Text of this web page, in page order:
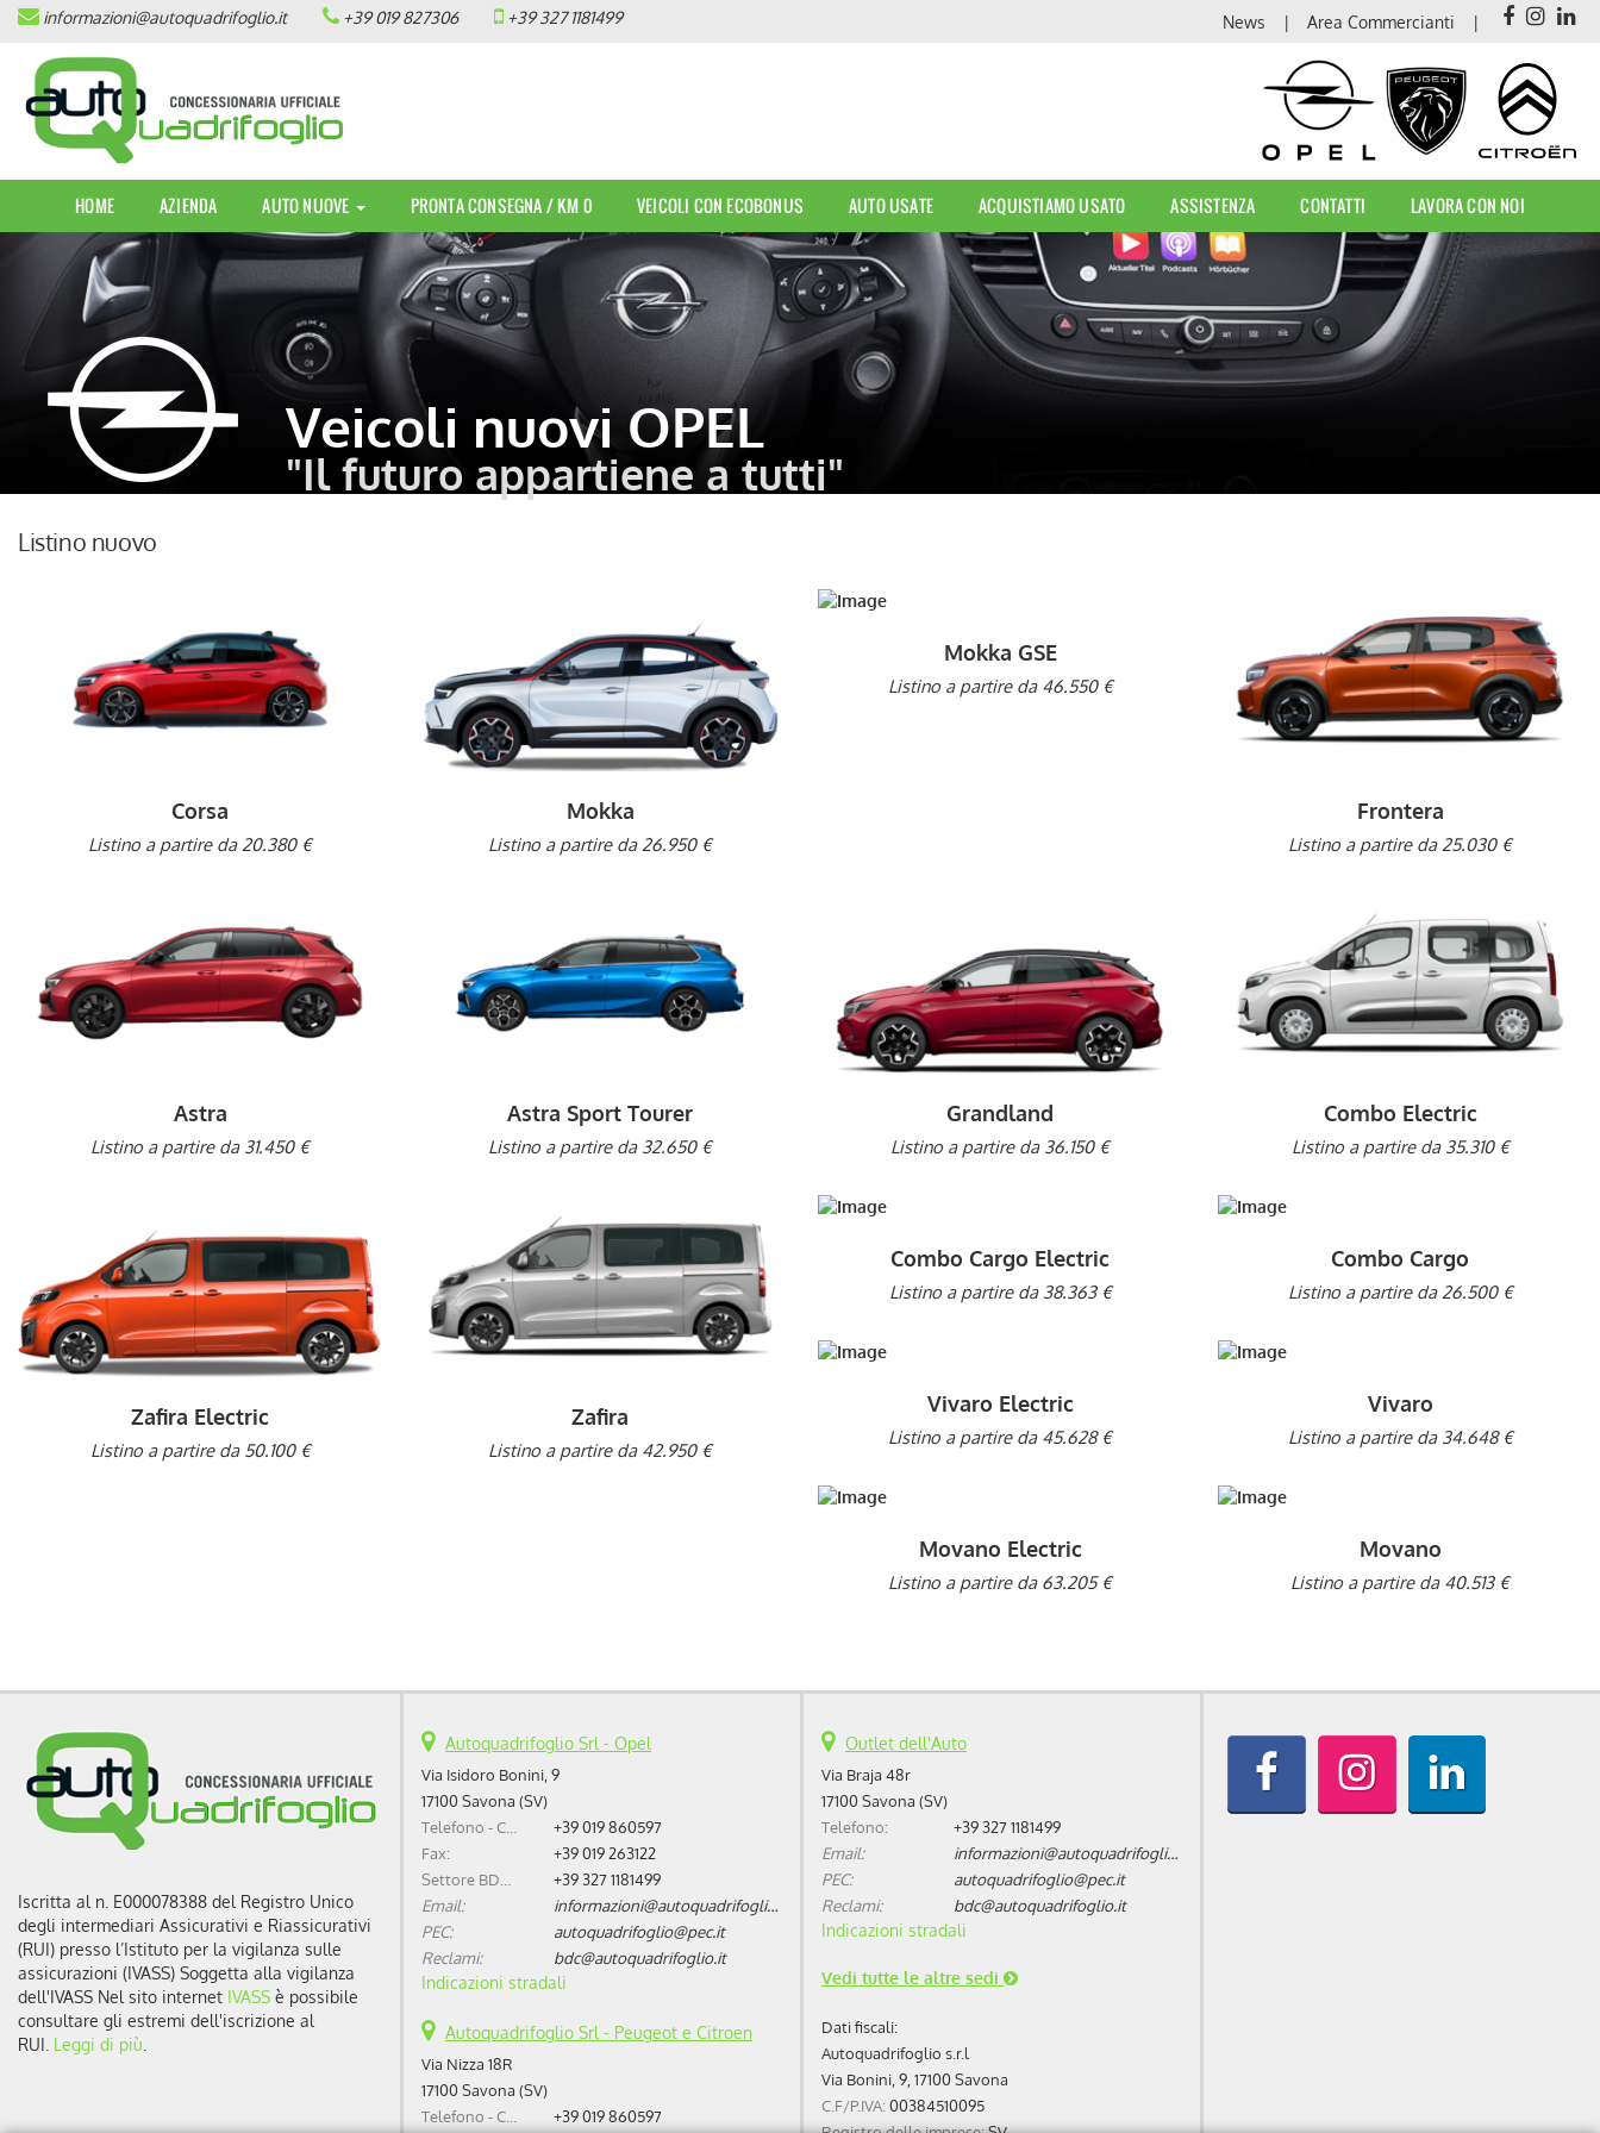
HOME
AZIENDA
OPEL
PEUGEOT
CITROEN
PRONTA CONSEGNA / KM 0
VEICOLI CON ECOBONUS
AUTO USATE
ASSISTENZA
AREA COMMERCIANTI
informazioni@autoquadrifoglio.it +39 019 827306 +39 327 1181499 News Area Commercianti
HOME AZIENDA AUTO NUOVE PRONTA CONSEGNA / KM 0 VEICOLI CON ECOBONUS AUTO USATE ACQUISTIAMO USATO ASSISTENZA CONTATTI LAVORA CON NOI
Veicoli nuovi OPEL
"Il futuro appartiene a tutti"
Listino nuovo
Corsa
Listino a partire da 20.380 €
Mokka
Listino a partire da 26.950 €
Mokka GSE
Listino a partire da 46.550 €
Frontera
Listino a partire da 25.030 €
Astra
Listino a partire da 31.450 €
Astra Sport Tourer
Listino a partire da 32.650 €
Grandland
Listino a partire da 36.150 €
Combo Electric
Listino a partire da 35.310 €
Zafira Electric
Listino a partire da 50.100 €
Zafira
Listino a partire da 42.950 €
Combo Cargo Electric
Listino a partire da 38.363 €
Combo Cargo
Listino a partire da 26.500 €
Vivaro Electric
Listino a partire da 45.628 €
Vivaro
Listino a partire da 34.648 €
Movano Electric
Listino a partire da 63.205 €
Movano
Listino a partire da 40.513 €
Iscritta al n. E000078388 del Registro Unico
degli intermediari Assicurativi e Riassicurativi
(RUI) presso l’Istituto per la vigilanza sulle
assicurazioni (IVASS) Soggetta alla vigilanza
dell'IVASS Nel sito internet IVASS è possibile
consultare gli estremi dell'iscrizione al
RUI. Leggi di più
Autoquadrifoglio Srl - Opel
Via Isidoro Bonini, 9
17100 Savona (SV)
+39 019 860597
Fax:
+39 019 263122
+39 327 1181499
Email:
informazioni@autoquadrifoglio.it
PEC:
autoquadrifoglio@pec.it
Reclami:
bdc@autoquadrifoglio.it
Indicazioni stradali
Autoquadrifoglio Srl - Peugeot e Citroen
Via Nizza 18R
17100 Savona (SV)
+39 019 860597
Outlet dell'Auto
Via Braja 48r
17100 Savona (SV)
Telefono:
+39 327 1181499
Email:
informazioni@autoquadrifoglio.it
PEC:
autoquadrifoglio@pec.it
Reclami:
bdc@autoquadrifoglio.it
Indicazioni stradali
Vedi tutte le altre sedi
Dati fiscali:
Autoquadrifoglio s.r.l
Via Bonini, 9, 17100 Savona
C.F/P.IVA:00384510095